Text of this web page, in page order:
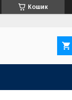
Кошик